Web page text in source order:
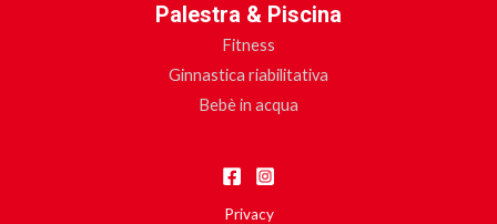
Palestra & Piscina
Fitness
Ginnastica riabilitativa
Bebè in acqua
Privacy